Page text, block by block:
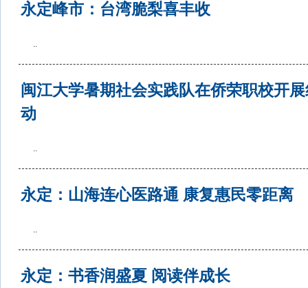
永定峰市：台湾脆梨喜丰收
..
闽江大学暑期社会实践队在侨荣职校开
动
..
永定：山海连心医路通 康复惠民零距离
..
永定：书香润盛夏 阅读伴成长